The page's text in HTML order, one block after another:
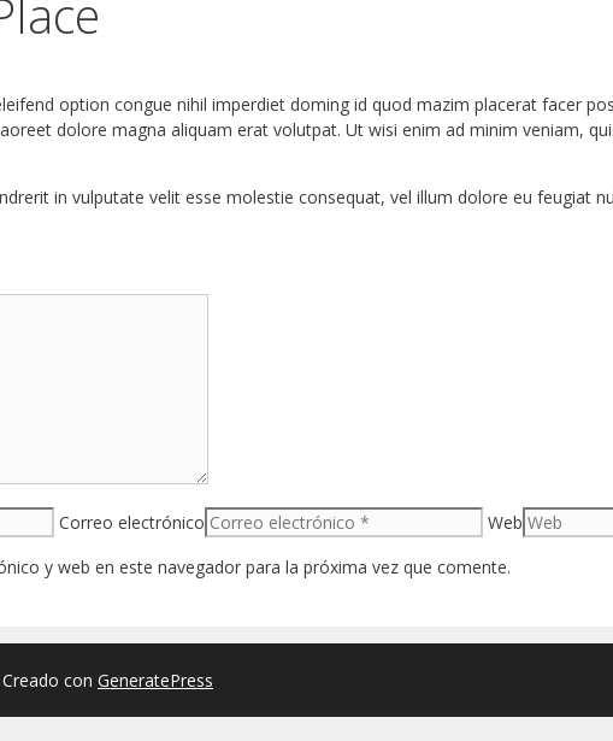
option congue nihil imperdiet doming id quod mazim placerat facer
dolore magna aliquam erat volutpat. Ut wisi enim ad minim veniam,
in vulputate velit esse molestie consequat, vel illum dolore eu feugiat
Correo electrónico
Web
y web en este navegador para la próxima vez que comente.
Creado con GeneratePress